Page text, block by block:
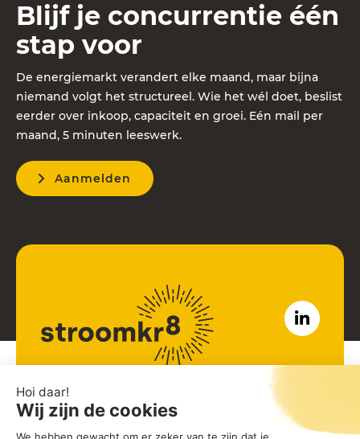
John M Keynesplein 12
1066 EP Amsterdam
Blijf je concurrentie één
stap voor
De energiemarkt verandert elke maand, maar bijna
niemand volgt het structureel. Wie het wél doet, beslist
eerder over inkoop, capaciteit en groei. Eén mail per
maand, 5 minuten leeswerk.
Aanmelden